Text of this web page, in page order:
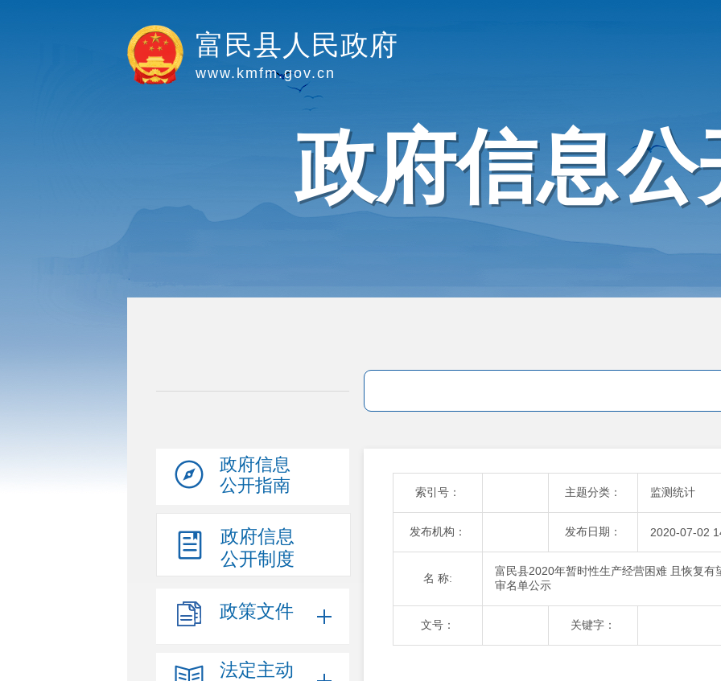
富民县人民政府
www.kmfm.gov.cn
政府信息公
政府信息
公开指南
政府信息
公开制度
政策文件
法定主动
索引号： 主题分类： 监测统计
发布机构： 发布日期： 2020-07-02
名 称:
富民县2020年暂时性生产经营困难 且恢复
审名单公示
文号： 关键字：